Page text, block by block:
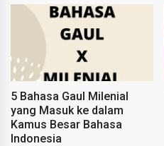
5 Bahasa Gaul Milenial
yang Masuk ke dalam
Kamus Besar Bahasa
Indonesia